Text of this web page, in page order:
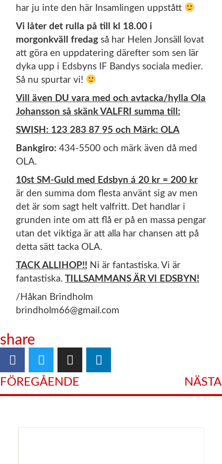
har ju inte den här Insamlingen uppstått
Vi låter det rulla på till kl 18.00 i
morgonkväll fredag så har Helen Jonsäll lovat
att göra en uppdatering därefter som sen lär
dyka upp i Edsbyns IF Bandys sociala medier.
Så nu spurtar vi!
Vill även DU vara med och avtacka/hylla Ola
Johansson så skänk VALFRI summa till:
SWISH: 123 283 87 95 och Märk: OLA
Bankgiro: 434-5500 och märk även då med
OLA.
10st SM-Guld med Edsbyn á 20 kr = 200 kr
är den summa dom flesta använt sig av men
det är som sagt helt valfritt. Det handlar i
grunden inte om att flå er på en massa pengar
utan det viktiga är att alla har chansen att på
detta sätt tacka OLA.
TACK ALLIHOP!! Ni är fantastiska. Vi är
fantastiska. TILLSAMMANS ÄR VI EDSBYN!
/Håkan Brindholm
brindholm66@gmail.com
share
FÖREGÅENDE NÄSTA